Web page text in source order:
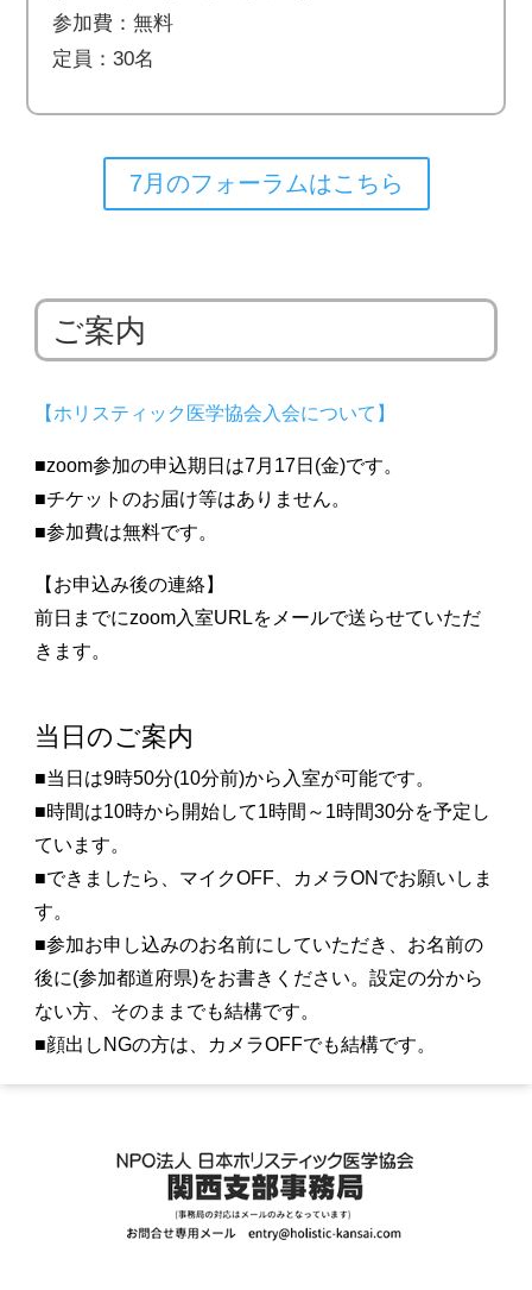
参加費：無料
定員：30名
7月のフォーラムはこちら
ご案内
【ホリスティック医学協会入会について】
■zoom参加の申込期日は7月17日(金)です。
■チケットのお届け等はありません。
■参加費は無料です。
【お申込み後の連絡】
前日までにzoom入室URLをメールで送らせていただ
きます。
当日のご案内
■当日は9時50分(10分前)から入室が可能です。
■時間は10時から開始して1時間～1時間30分を予定し
ています。
■できましたら、マイクOFF、カメラONでお願いしま
す。
■参加お申し込みのお名前にしていただき、お名前の
後に(参加都道府県)をお書きください。設定の分から
ない方、そのままでも結構です。
■顔出しNGの方は、カメラOFFでも結構です。